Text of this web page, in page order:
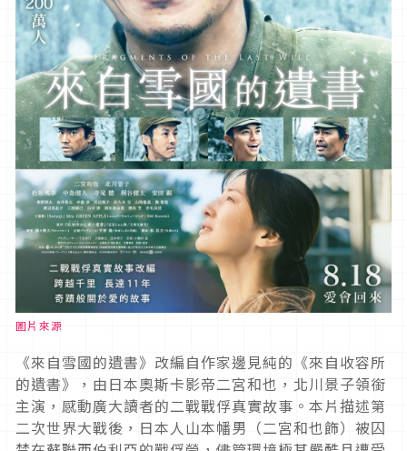
圖片來源
《來自雪國的遺書》改編自作家邊見純的《來自收容所
的遺書》，由日本奧斯卡影帝二宮和也，北川景子領銜
主演，感動廣大讀者的二戰戰俘真實故事。本片描述第
二次世界大戰後，日本人山本幡男（二宮和也飾）被囚